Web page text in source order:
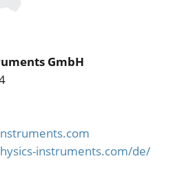
GmbH
instruments.com/de/